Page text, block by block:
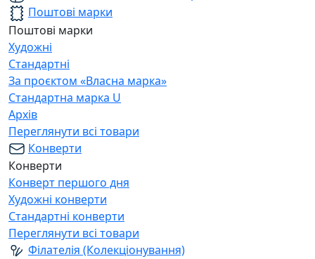
Поштові марки
Поштові марки
Художні
Стандартні
За проєктом «Власна марка»
Стандартна марка U
Архів
Переглянути всі товари
Конверти
Конверти
Конверт першого дня
Художні конверти
Стандартні конверти
Переглянути всі товари
Філателія (Колекціонування)